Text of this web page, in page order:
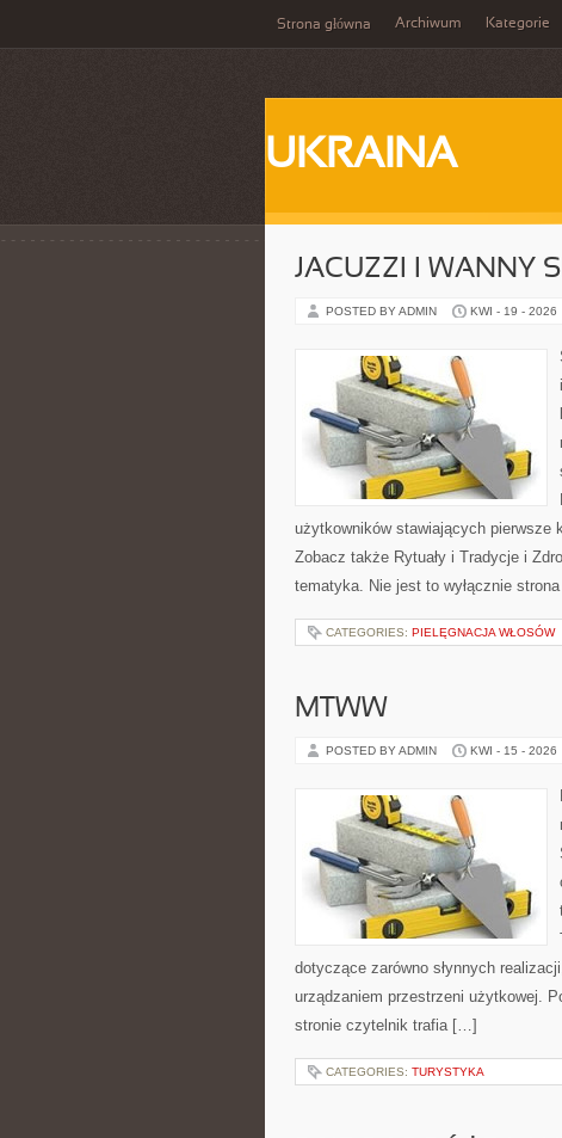
Strona główna Archiwum Kategorie
UKRAINA
JACUZZI I WANNY
POSTED BY ADMIN KWI - 19 - 2026
użytkowników stawiających pierwsze
Zobacz także Rytuały i Tradycje i
tematyka. Nie jest to wyłącznie
CATEGORIES: PIELĘGNACJA WŁOSÓW
MTWW
POSTED BY ADMIN KWI - 15 - 2026
dotyczące zarówno słynnych
urządzaniem przestrzeni użytkowej.
stronie czytelnik trafia […]
CATEGORIES: TURYSTYKA